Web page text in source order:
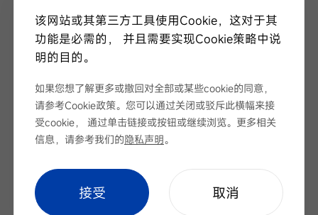
项目案例
走进华晟
研发实力
华晟荣誉
视频
新闻中心
新闻资讯
展会论坛
招标公告
服务支持
序列号查询
联系我们
Copyright © 安徽华晟新能源科技股份有限公司 版权所有
Cookie Setting | 网站地图 隐私声明
该网站或其第三方工具使用Cookie，这对于其
功能是必需的， 并且需要实现Cookie策略中说
明的目的。
如果您想了解更多或撤回对全部或某些cookie的同意，
请参考Cookie政策。您可以通过关闭或驳斥此横幅来接
受cookie， 通过单击链接或按钮或继续浏览。更多相关
信息，请参考我们的隐私声明。
接受 取消
cookie setting